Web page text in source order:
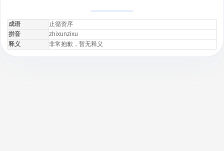
成语
止循资序
拼音
zhixunzixu
释义
非常抱歉，暂无释义